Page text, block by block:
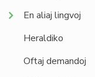
En aliaj lingvoj
Heraldiko
Oftaj demandoj